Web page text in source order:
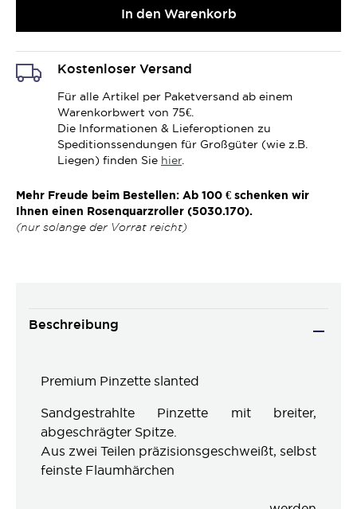
In den Warenkorb
Kostenloser Versand
Für alle Artikel per Paketversand ab einem
Warenkorbwert von 75€.
Die Informationen & Lieferoptionen zu
Speditionssendungen für Großgüter (wie z.B.
Liegen) finden Sie hier.
Mehr Freude beim Bestellen: Ab 100 € schenken wir
Ihnen einen Rosenquarzroller (5030.170).
(nur solange der Vorrat reicht)
Beschreibung
Premium Pinzette slanted
Sandgestrahlte Pinzette mit breiter,
abgeschrägter Spitze.
Aus zwei Teilen präzisionsgeschweißt, selbst
feinste Flaumhärchen